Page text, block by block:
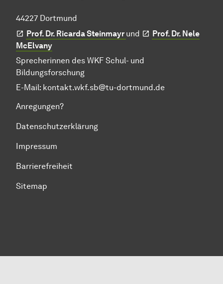
44227 Dortmund
Prof. Dr. Ricarda Steinmayr und
Prof. Dr. Nele
McElvany
Sprecherinnen des WKF Schul- und
Bildungsforschung
E-Mail: kontakt.wkf.sb@tu-dortmund.de
Anregungen?
Datenschutzerklärung
Impressum
Barrierefreiheit
Sitemap